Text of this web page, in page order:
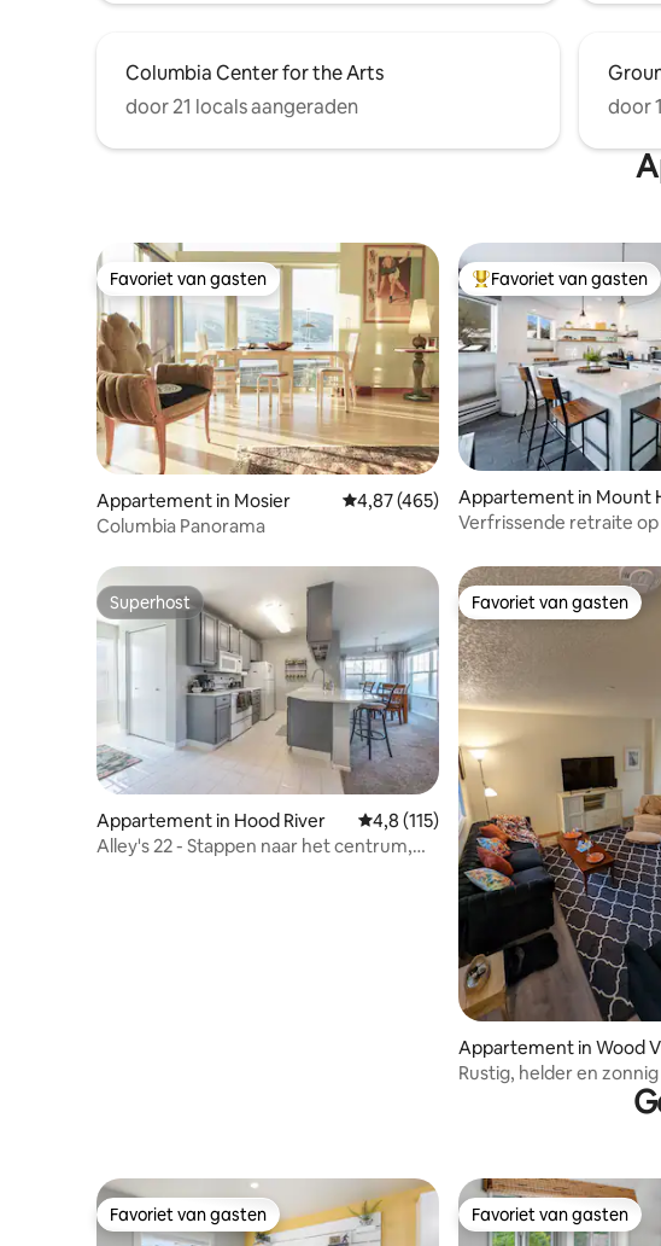
Columbia Center for the Arts
door 21 locals aangeraden
door
Favoriet van gasten
Favoriet van gasten
Appartement in Mosier Gemiddelde beoordeling van 4,87 uit
4,87 (465)
Columbia Panorama
Topfavoriet van gasten
Favoriet van gasten
Appartement in Mount
d Village
Verfrissende retraite
Superhost
Superhost
Appartement in Hood River Gemiddelde beoordeling van 4,8 uit
4,8 (115)
Alley's 22 - Stappen naar het centrum,
Favoriet van gasten
Favoriet van gasten
Appartement in Wood
e
Rustig, helder en
Favoriet van gasten
Favoriet van gasten Favoriet van gasten
Favoriet van gasten